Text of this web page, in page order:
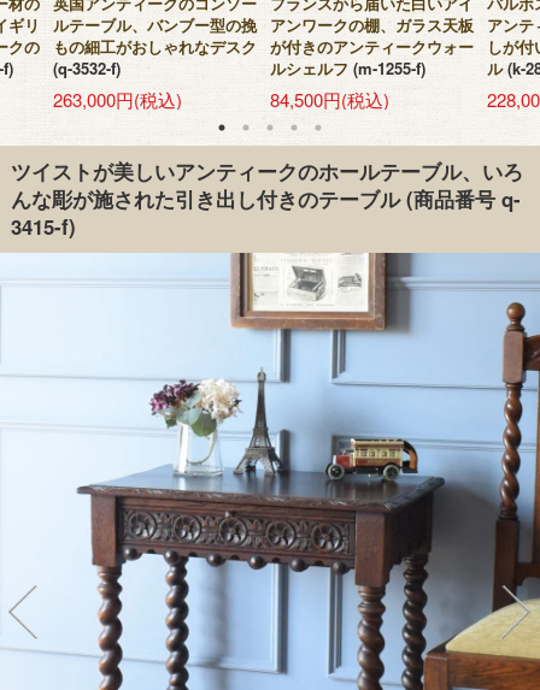
ギリ
クの
f)
ルテーブル、バンブー型の挽
もの細工がおしゃれなデスク
(q-3532-f)
263,000円(税込)
アンワークの棚、ガラス天板
が付きのアンティークウォー
ルシェルフ (m-1255-f)
84,500円(税込)
アンテ
しが
ル (k-
ツイストが美しいアンティークのホールテーブル、いろ
んな彫が施された引き出し付きのテーブル(商品番号 q-
3415-f)